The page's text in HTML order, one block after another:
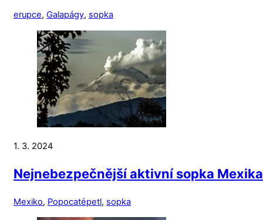
erupce, Galapágy, sopka
1. 3. 2024
Nejnebezpečnější aktivní sopka
Mexiko, Popocatépetl, sopka